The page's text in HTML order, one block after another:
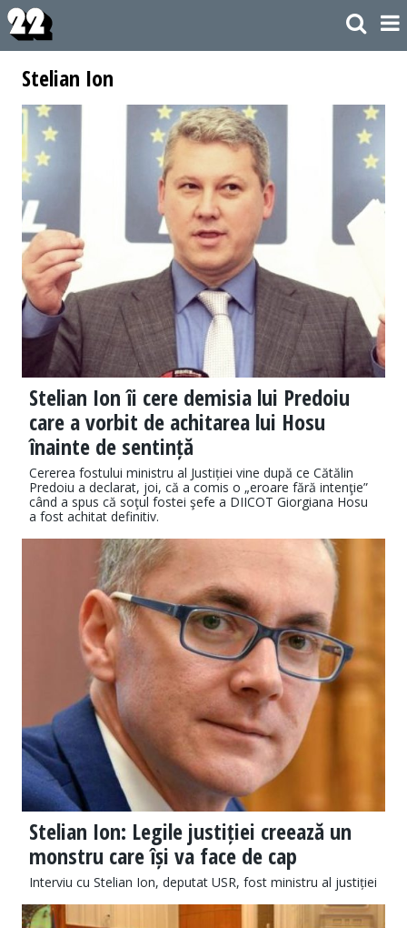
Stelian Ion
Stelian Ion îi cere demisia lui Predoiu
care a vorbit de achitarea lui Hosu
înainte de sentință
Cererea fostului ministru al Justiției vine după ce Cătălin
Predoiu a declarat, joi, că a comis o „eroare fără intenţie”
când a spus că soţul fostei şefe a DIICOT Giorgiana Hosu
a fost achitat definitiv.
Stelian Ion: Legile justiției creează un
monstru care își va face de cap
Interviu cu Stelian Ion, deputat USR, fost ministru al justiției